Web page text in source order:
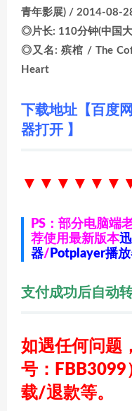
青年影展) / 2014-08-
◎片长: 110分钟(中国
◎又名: 殡棺 / The
Heart
下载地址【百度
器打开 】
▼▼▼▼▼▼
PS：部分电脑端
荐使用最新版本
器/ Potplayer播
支付成功后自动
如遇任何问题
号：FBB3099
载/退款等。